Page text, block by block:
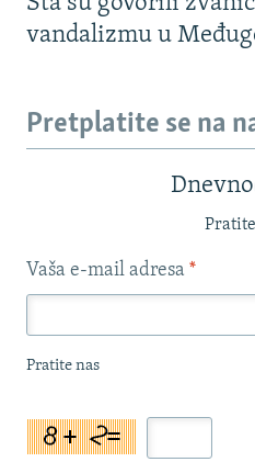
vandalizmu u
Pretplatite se na
Vaša e-mail adresa *
Pratite nas